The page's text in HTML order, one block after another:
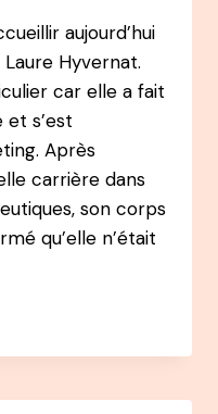
aujourd’hui
Hyvernat.
car elle a fait
s’est
Après
carrière dans
son corps
qu’elle n’était